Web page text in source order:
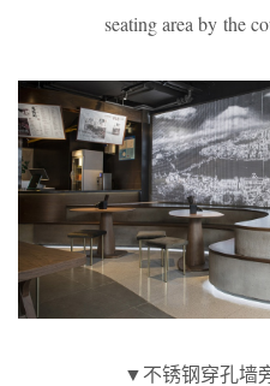
seating area by the
▼不锈钢穿孔墙